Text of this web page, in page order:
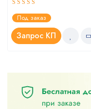
Оценка
5.00из 5
Под заказ
Запрос КП